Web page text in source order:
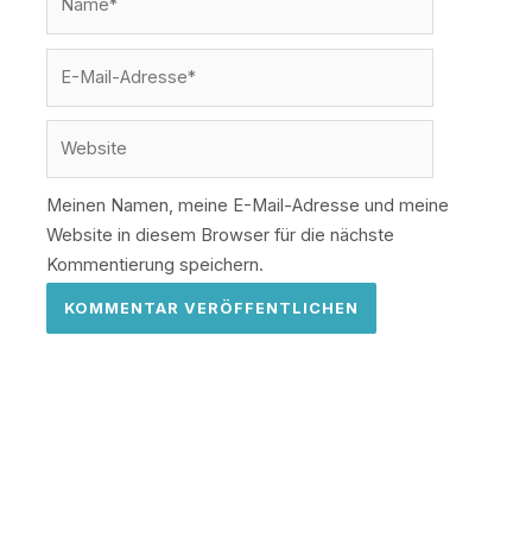
Adresse*
Meinen Namen, meine E-Mail-Adresse und meine
Website in diesem Browser für die nächste
Kommentierung speichern.